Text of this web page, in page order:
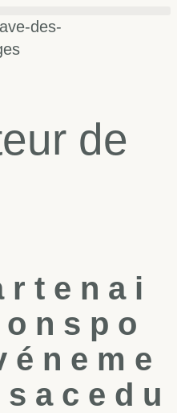
de
r t e n a i
o n s p o
é n e m e
s a c e d u